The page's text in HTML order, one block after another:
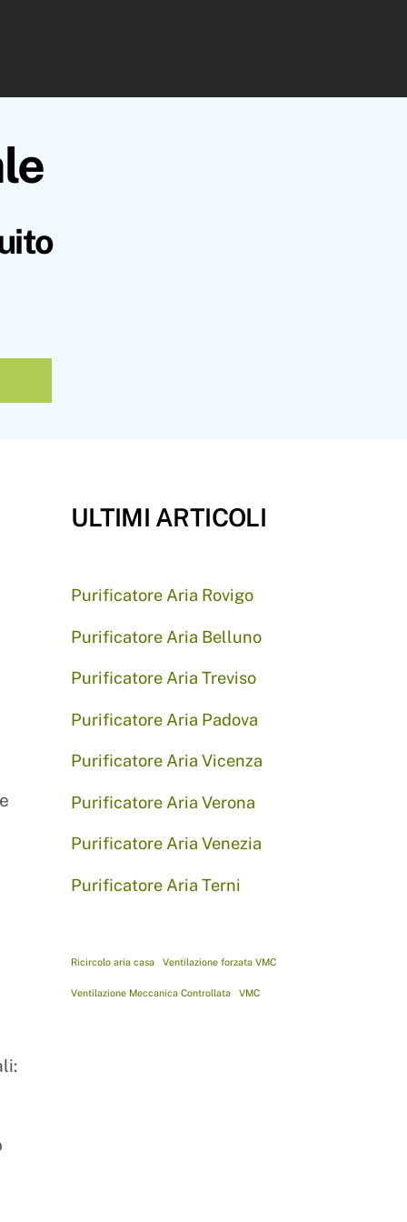
ULTIMI ARTICOLI
Purificatore Aria Rovigo
Purificatore Aria Belluno
Purificatore Aria Treviso
Purificatore Aria Padova
Purificatore Aria Vicenza
Purificatore Aria Verona
Purificatore Aria Venezia
Purificatore Aria Terni
Ricircolo aria casa Ventilazione forzata VMC
Ventilazione Meccanica Controllata VMC